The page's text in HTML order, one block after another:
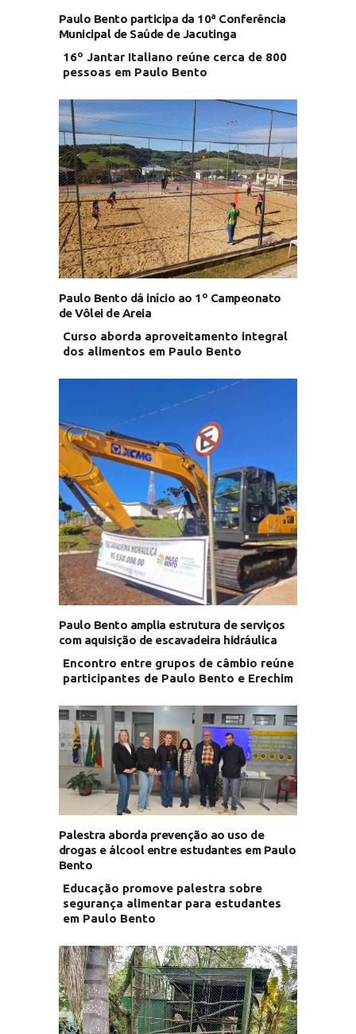
Paulo Bento participa da 10ª Conferência
Municipal de Saúde de Jacutinga
16º Jantar Italiano reúne cerca de 800
pessoas em Paulo Bento
Paulo Bento dá início ao 1º Campeonato
de Vôlei de Areia
Curso aborda aproveitamento integral
dos alimentos em Paulo Bento
Paulo Bento amplia estrutura de serviços
com aquisição de escavadeira hidráulica
Encontro entre grupos de câmbio reúne
participantes de Paulo Bento e Erechim
Palestra aborda prevenção ao uso de
drogas e álcool entre estudantes em Paulo
Bento
Educação promove palestra sobre
segurança alimentar para estudantes
em Paulo Bento